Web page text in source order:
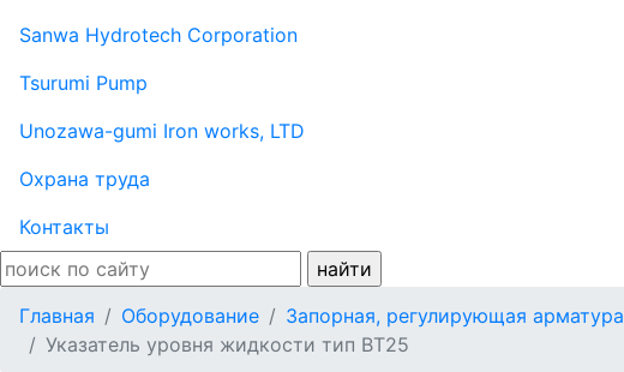
Sanwa Hydrotech Corporation
Tsurumi Pump
Unozawa-gumi Iron works, LTD
Охрана труда
Контакты
Главная Оборудование Запорная, регулирующая арматура
Указатель уровня жидкости тип BT25